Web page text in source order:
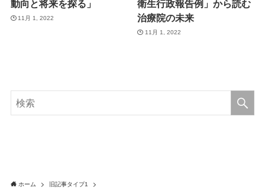
動向と将来を探る」
11月 1, 2022
衛生行政報告例」から読む
治療院の未来
11月 1, 2022
ホーム 旧記事タイプ1